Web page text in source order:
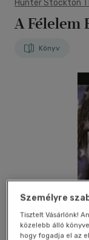
Hunter Stockton
A Félelem
Könyv
Személyre
Tisztelt Vásárlónk!
közelebb álló
hogy fogadja el az